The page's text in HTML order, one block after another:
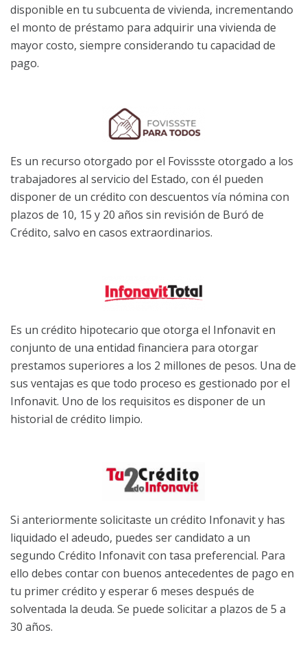
disponible en tu subcuenta de vivienda, incrementando
el monto de préstamo para adquirir una vivienda de
mayor costo, siempre considerando tu capacidad de
pago.
Es un recurso otorgado por el Fovissste otorgado a los
trabajadores al servicio del Estado, con él pueden
disponer de un crédito con descuentos vía nómina con
plazos de 10, 15 y 20 años sin revisión de Buró de
Crédito, salvo en casos extraordinarios.
Es un crédito hipotecario que otorga el Infonavit en
conjunto de una entidad financiera para otorgar
prestamos superiores a los 2 millones de pesos. Una de
sus ventajas es que todo proceso es gestionado por el
Infonavit. Uno de los requisitos es disponer de un
historial de crédito limpio.
Si anteriormente solicitaste un crédito Infonavit y has
liquidado el adeudo, puedes ser candidato a un
segundo Crédito Infonavit con tasa preferencial. Para
ello debes contar con buenos antecedentes de pago en
tu primer crédito y esperar 6 meses después de
solventada la deuda. Se puede solicitar a plazos de 5 a
30 años.